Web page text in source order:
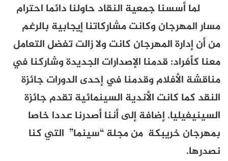
لما أسسنا جمعية النقاد حاولنا دائما احترام
مسار المهرجان وكانت مشاركاتنا إيجابية بالرغم
من أن إدارة المهرجان كانت ولا زالت تفضل التعامل
معنا كأفراد: قدمنا الإصدارات الجديدة وشاركنا في
مناقشة الأفلام وقدمنا في إحدى الدورات جائزة
النقد كما كانت الأندية السينمائية تقدم جائزة
السينيفيليا. إضافة إلى أننا أصدرنا عددا خاصا
بمهرجان خريبكة من مجلة “سينما” التي كنا
نصدرها.